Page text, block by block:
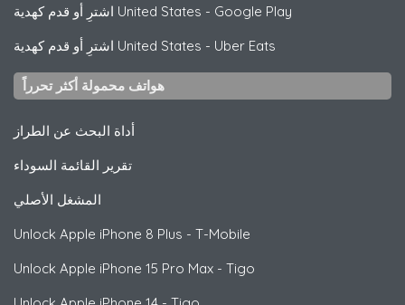
اشترِ أو قدم كهدية United States - Google Play
اشترِ أو قدم كهدية United States - Uber Eats
هواتف محمولة أكثر تحرراً
أداة البحث عن الطراز
تقرير القائمة السوداء
المشغل الأصلي
Unlock Apple iPhone 8 Plus - T-Mobile
Unlock Apple iPhone 15 Pro Max - Tigo